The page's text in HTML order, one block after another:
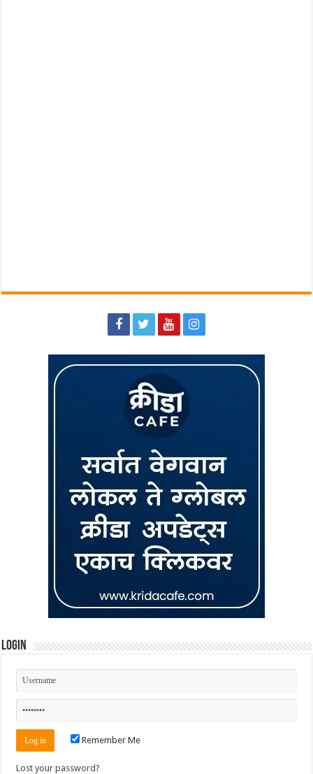
Login
Remember Me
Lost your password?